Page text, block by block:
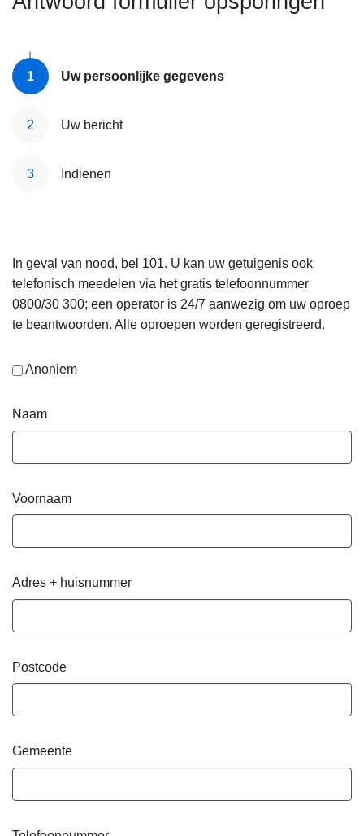
Uw persoonlijke gegevens
Uw bericht
Indienen
In geval van nood, bel 101. U kan uw getuigenis ook
telefonisch meedelen via het gratis telefoonnummer
0800/30 300; een operator is 24/7 aanwezig om uw oproep
te beantwoorden. Alle oproepen worden geregistreerd.
Anoniem
Naam
Voornaam
Adres + huisnummer
Postcode
Gemeente